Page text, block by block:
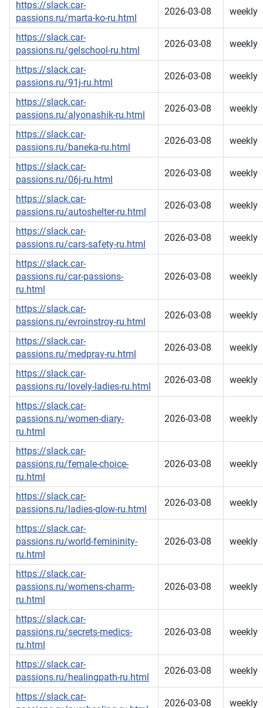
https://slack.car-
passions.ru/marta-ko-ru.html
2026-03-08 weekly
https://slack.car-
passions.ru/gelschool-ru.html
2026-03-08 weekly
https://slack.car-
passions.ru/91j-ru.html
2026-03-08 weekly
https://slack.car-
passions.ru/alyonashik-ru.html
2026-03-08 weekly
https://slack.car-
passions.ru/baneka-ru.html
2026-03-08 weekly
https://slack.car-
passions.ru/06j-ru.html
2026-03-08 weekly
https://slack.car-
passions.ru/autoshelter-ru.html
2026-03-08 weekly
https://slack.car-
passions.ru/cars-safety-ru.html
2026-03-08 weekly
https://slack.car-
passions.ru/car-passions-
ru.html
2026-03-08 weekly
https://slack.car-
passions.ru/evroinstroy-ru.html
2026-03-08 weekly
https://slack.car-
passions.ru/medprav-ru.html
2026-03-08 weekly
https://slack.car-
passions.ru/lovely-ladies-ru.html
2026-03-08 weekly
https://slack.car-
passions.ru/women-diary-
ru.html
2026-03-08 weekly
https://slack.car-
passions.ru/female-choice-
ru.html
2026-03-08 weekly
https://slack.car-
passions.ru/ladies-glow-ru.html
2026-03-08 weekly
https://slack.car-
passions.ru/world-femininity-
ru.html
2026-03-08 weekly
https://slack.car-
passions.ru/womens-charm-
ru.html
2026-03-08 weekly
https://slack.car-
passions.ru/secrets-medics-
ru.html
2026-03-08 weekly
https://slack.car-
passions.ru/healingpath-ru.html
2026-03-08 weekly
https://slack.car-
2026-03-08 weekly